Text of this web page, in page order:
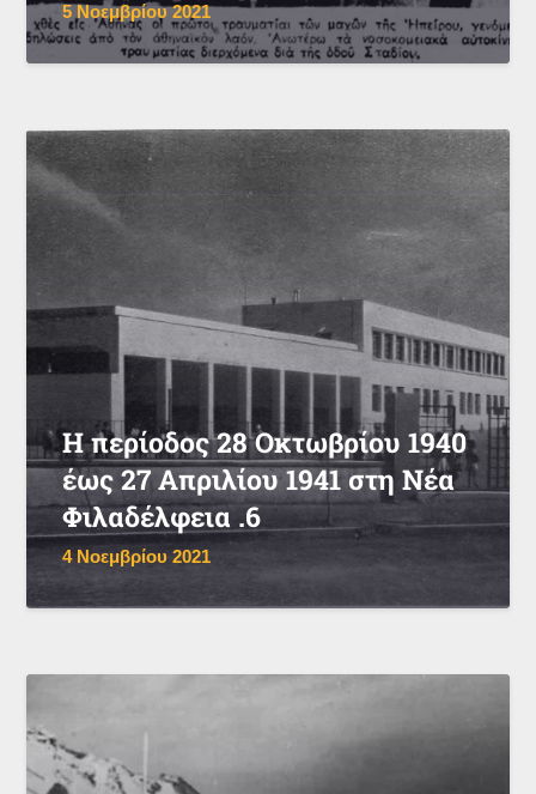
5 Νοεμβρίου 2021
Η περίοδος 28 Οκτωβρίου 1940
έως 27 Απριλίου 1941 στη Νέα
Φιλαδέλφεια .6
4 Νοεμβρίου 2021